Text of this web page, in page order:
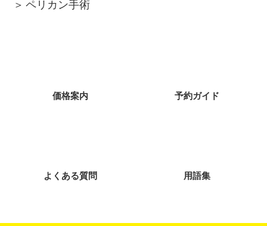
ペリカン手術
価格案内 予約ガイド
よくある質問 用語集